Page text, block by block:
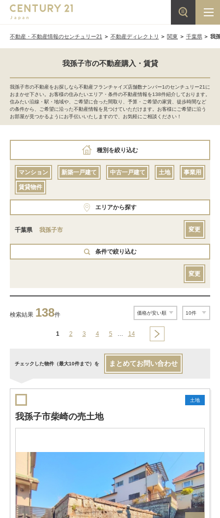
不動産・不動産情報のセンチュリー21 不動産ディレクトリ 関東 千葉県 我
我孫子市の不動産購入・賃貸
我孫子市の不動産をお探しなら不動産フランチャイズ店舗数ナンバー1のセンチュリー21に
おまかせ下さい。お客様の住みたいエリア・条件の不動産情報を138件紹介しております。
住みたい沿線・駅・地域や、ご希望に合った間取り、予算・ご希望の家賃、徒歩時間など
の条件から、ご希望に沿った不動産情報を見つけていただけます。お客様にご希望に沿う
お部屋が見つかるようにお手伝いいたしますので、お気軽にご相談ください！
種別を絞り込む
マンション 新築一戸建て 中古一戸建て 土地 事業用
賃貸物件
エリアから探す
千葉県 我孫子市 変更
条件で絞り込む
変更
検索結果 138件
1 2 3 4 5 … 14
チェックした物件（最大10件まで）を まとめてお問い合わせ
土地
我孫子市柴崎の売土地